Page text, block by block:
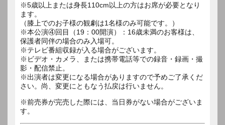
※5歳以上または身長110cm以上の方はお席が必要となり
ます。
（膝上でのお子様の観劇は1名様のみ可能です。）
※本公演④回目（19：00開演）：16歳未満のお客様は、
保護者同伴の場合のみ入場可。
※テレビ番組収録が入る場合がございます。
※ビデオ・カメラ、または携帯電話等での録音・録画・撮
影・配信禁止。
※出演者は変更になる場合がありますので予めご了承くだ
さい。尚、変更にともなう払戻は行いません。
※前売券が完売した際には、当日券がない場合がございま
す。